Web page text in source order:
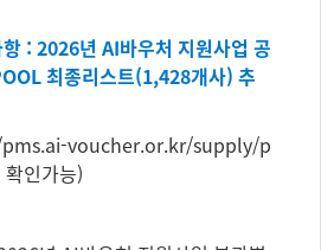
: 2026년 AI바우처 지원사업 공
최종리스트(1,428개사) 추
voucher.or.kr/supply/p
확인가능)